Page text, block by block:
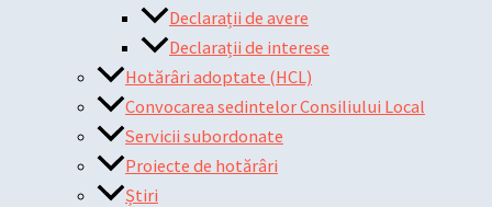
Declarații de avere
Declarații de interese
Hotărâri adoptate (HCL)
Convocarea sedintelor Consiliului Local
Servicii subordonate
Proiecte de hotărâri
Știri